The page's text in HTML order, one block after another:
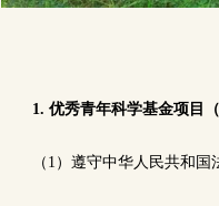
1. 优秀青年科学基金项目
（1）遵守中华人民共和